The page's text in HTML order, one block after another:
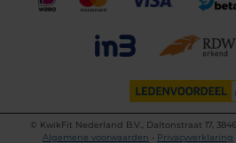
©
KwikFit Nederland B.V., Daltonstraat 17,
Algemene voorwaarden • Privacyverklaring